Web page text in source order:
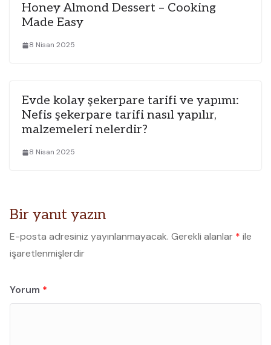
Honey Almond Dessert – Cooking
Made Easy
8 Nisan 2025
Evde kolay şekerpare tarifi ve yapımı:
Nefis şekerpare tarifi nasıl yapılır,
malzemeleri nelerdir?
8 Nisan 2025
Bir yanıt yazın
E-posta adresiniz yayınlanmayacak. Gerekli alanlar * ile
işaretlenmişlerdir
Yorum *